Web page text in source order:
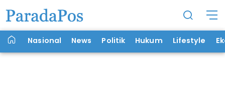
Nasional News Politik Hukum Lifestyle